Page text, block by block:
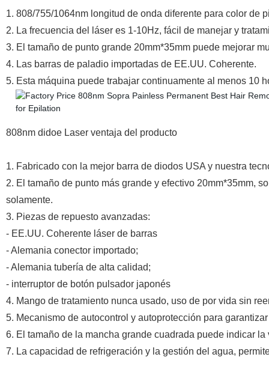
1. 808/755/1064nm longitud de onda diferente para color de
2. La frecuencia del láser es 1-10Hz, fácil de manejar y
3. El tamaño de punto grande 20mm*35mm puede mejorar
4. Las barras de paladio importadas de EE.UU. Coherente.
5. Esta máquina puede trabajar continuamente al menos 10
808nm didoe Laser ventaja del producto
1. Fabricado con la mejor barra de diodos USA y nuestra
2. El tamaño de punto más grande y efectivo 20mm*35mm,
solamente.
3. Piezas de repuesto avanzadas:
- EE.UU. Coherente láser de barras
- Alemania conector importado;
- Alemania tubería de alta calidad;
- interruptor de botón pulsador japonés
4. Mango de tratamiento nunca usado, uso de por vida sin
5. Mecanismo de autocontrol y autoprotección para
6. El tamaño de la mancha grande cuadrada puede indicar
7. La capacidad de refrigeración y la gestión del agua,